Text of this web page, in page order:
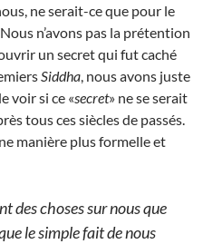
ne serait-ce que pour le
n’avons pas la prétention
un secret qui fut caché
Siddha , nous avons juste
voir si ce «secret» ne se serait
tous ces siècles de passés.
manière plus formelle et
des choses sur nous que
le simple fait de nous